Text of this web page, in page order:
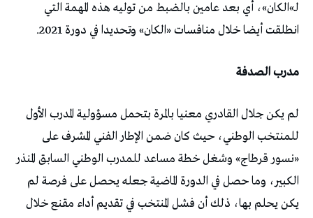
لـ»الكان»، أي بعد عامين بالضبط من توليه هذه المهمة التي
انطلقت أيضا خلال منافسات «الكان» وتحديدا في دورة 2021.
مدرب الصدفة
لم يكن جلال القادري معنيا بالمرة بتحمل مسؤولية المدرب الأول
للمنتخب الوطني، حيث كان ضمن الإطار الفني المشرف على
«نسور قرطاج» وشغل خطة مساعد للمدرب الوطني السابق المنذر
الكبير، وما حصل في الدورة الماضية جعله يحصل على فرصة لم
يكن يحلم بها، ذلك أن فشل المنتخب في تقديم أداء مقنع خلال